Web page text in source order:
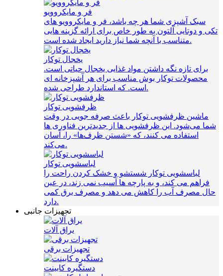
فر و مایکروویو
سبک آشپزی شما هر چه باشد، فر و مایکروویو های
تکی و دوتایی آلتون به طور خاص برای ارائه گزینه هایی
متناسب با آنچه شما نیاز دارید ایجاد شده است.
یخجال توکار
برای تازه نگه داشتن مواد غذایی یخجال حیاتی است.
محصولات توکار بوش مناسب برای هر آشپزخانه ای
است. که استاندارد طراحی شده.
ظرفشویی توکار
ماشین ظرفشویی توکار باعث صرفه‌ جویی در وقت
شما می‌شود. این ظرفشویی ها از جدیدترین فناوری ها
استفاده می کنند، که «شستن ظرف‌ها» را، آسان
می‌کند.
لباسشویی توکار
لباسشویی توکار شستشو و خشک کردن راحت را
فراهم می کند، و به پارچه ها آسیب نمی زند، در عین
حال مصرف آب را کاهش می دهد و مصرف برق کمی
دارد.
تجهیزات جانبی
یراق آلات
تجهیزات برقی
دستگیره کابینت